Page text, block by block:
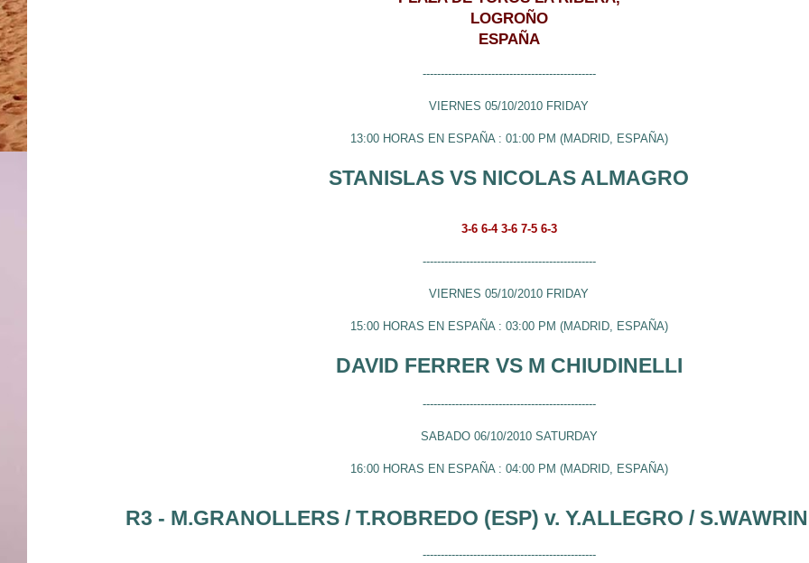
LOGROÑO
ESPAÑA
------------------------------------------------
VIERNES 05/10/2010 FRIDAY
13:00 HORAS EN ESPAÑA : 01:00 PM (MADRID, ESPAÑA)
STANISLAS VS NICOLAS ALMAGRO
3-6 6-4 3-6 7-5 6-3
------------------------------------------------
VIERNES 05/10/2010 FRIDAY
15:00 HORAS EN ESPAÑA : 03:00 PM (MADRID, ESPAÑA)
DAVID FERRER VS M CHIUDINELLI
------------------------------------------------
SABADO 06/10/2010 SATURDAY
16:00 HORAS EN ESPAÑA : 04:00 PM (MADRID, ESPAÑA)
R3 - M.GRANOLLERS / T.ROBREDO (ESP) v. Y.ALLEGRO /
------------------------------------------------